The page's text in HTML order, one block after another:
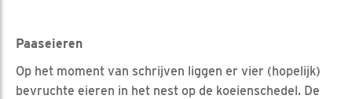
Paaseieren
Op het moment van schrijven liggen er vier (hopelijk)
bevruchte eieren in het nest op de koeienschedel. De